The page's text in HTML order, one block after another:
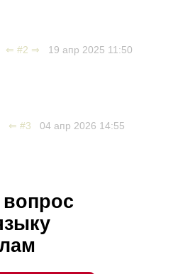
⇐ #2 ⇒ 19 апр 2025 11:50
⇐ #3 04 апр 2026 14:55